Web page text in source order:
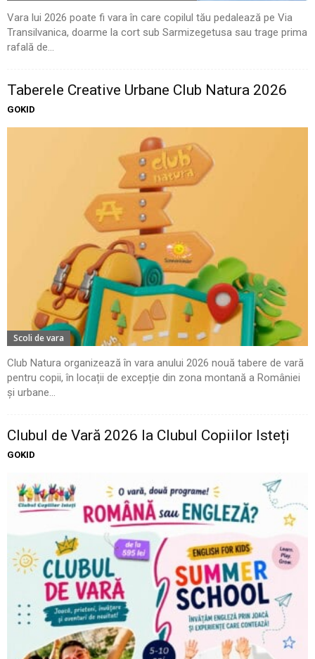
Vara lui 2026 poate fi vara în care copilul tău pedalează pe Via
Transilvanica, doarme la cort sub Sarmizegetusa sau trage prima
rafală de...
Taberele Creative Urbane Club Natura 2026
GOKID
Scoli de vara
Club Natura organizează în vara anului 2026 nouă tabere de vară
pentru copii, în locații de excepție din zona montană a României
și urbane...
Clubul de Vară 2026 la Clubul Copiilor Isteți
GOKID